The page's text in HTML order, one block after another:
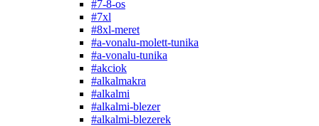
#7-8-os
#7xl
#8xl-meret
#a-vonalu-molett-tunika
#a-vonalu-tunika
#akciok
#alkalmakra
#alkalmi
#alkalmi-blezer
#alkalmi-blezerek